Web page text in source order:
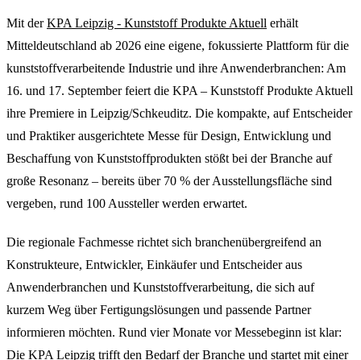
Mit derKPA Leipzig - Kunststoff Produkte Aktuell erhält
Mitteldeutschland ab 2026 eine eigene, fokussierte Plattform für die
kunststoffverarbeitende Industrie und ihre Anwenderbranchen: Am
16. und 17. September feiert die KPA – Kunststoff Produkte Aktuell
ihre Premiere in Leipzig/Schkeuditz. Die kompakte, auf Entscheider
und Praktiker ausgerichtete Messe für Design, Entwicklung und
Beschaffung von Kunststoffprodukten stößt bei der Branche auf
große Resonanz – bereits über 70 % der Ausstellungsfläche sind
vergeben, rund 100 Aussteller werden erwartet.
Die regionale Fachmesse richtet sich branchenübergreifend an
Konstrukteure, Entwickler, Einkäufer und Entscheider aus
Anwenderbranchen und Kunststoffverarbeitung, die sich auf
kurzem Weg über Fertigungslösungen und passende Partner
informieren möchten. Rund vier Monate vor Messebeginn ist klar:
Die KPA Leipzig trifft den Bedarf der Branche und startet mit einer